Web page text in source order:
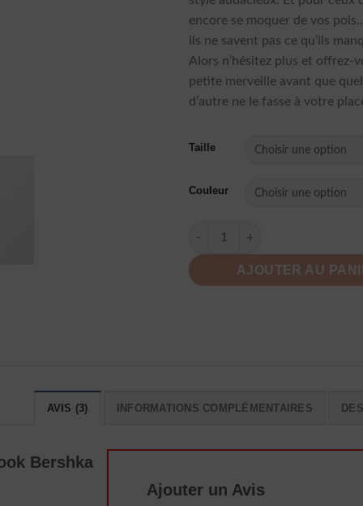
encore se moquer de vos
ils ne savent pas ce qu’ils
Alors n’hésitez plus et offrez-
petite merveille avant que
d’autre ne le fasse à votre
Taille
Couleur
quantité de Robe À Pois
AJOUTER AU
AVIS (3) INFORMATIONS COMPLÉMENTAIRES
Bershka
Ajouter un Avis